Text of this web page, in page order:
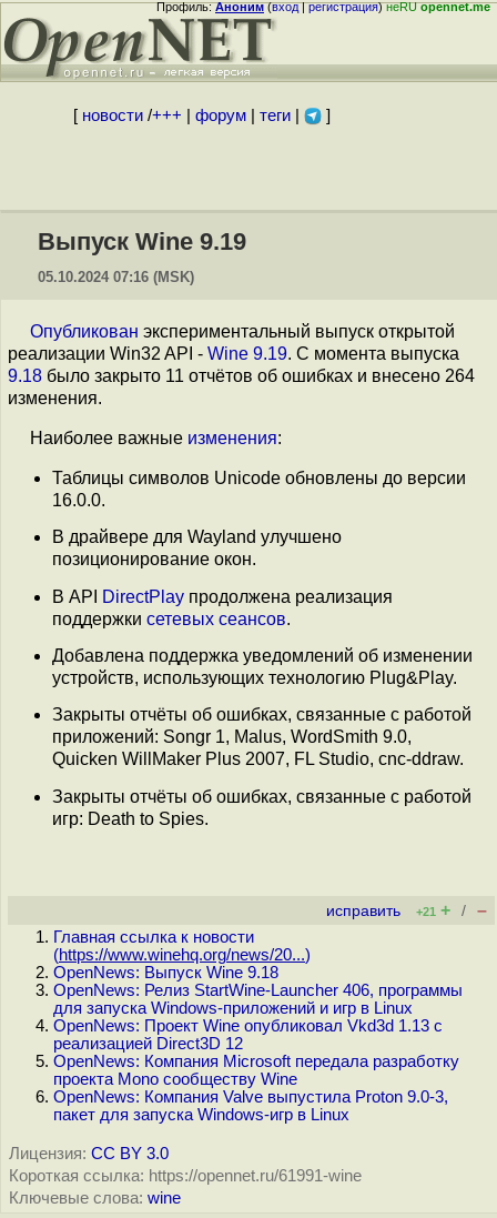
Профиль:Аноним(вход|регистрация)неRUopennet.me
[ новости/+++ форум| теги| ]
Выпуск Wine 9.19
05.10.2024 07:16 (MSK)
Опубликован экспериментальный выпуск открытой
реализации Win32 API - Wine 9.19. С момента выпуска
9.18 было закрыто 11 отчётов об ошибках и внесено 264
изменения.
Наиболее важные изменения:
Таблицы символов Unicode обновлены до версии
16.0.0.
В драйвере для Wayland улучшено
позиционирование окон.
В API
DirectPlay продолжена реализация
поддержки сетевых сеансов.
Добавлена поддержка уведомлений об изменении
устройств, использующих технологию Plug&Play.
Закрыты отчёты об ошибках, связанные с работой
приложений: Songr 1, Malus, WordSmith 9.0,
Quicken WillMaker Plus 2007, FL Studio, cnc-ddraw.
Закрыты отчёты об ошибках, связанные с работой
игр: Death to Spies.
исправить +21 + / –
Главная ссылка к новости
(https://www.winehq.org/news/20...)
OpenNews: Выпуск Wine 9.18
OpenNews: Релиз StartWine-Launcher 406, программы
для запуска Windows-приложений и игр в Linux
OpenNews: Проект Wine опубликовал Vkd3d 1.13 с
реализацией Direct3D 12
OpenNews: Компания Microsoft передала разработку
проекта Mono сообществу Wine
OpenNews: Компания Valve выпустила Proton 9.0-3,
пакет для запуска Windows-игр в Linux
Лицензия: CC BY 3.0
Короткая ссылка: https://opennet.ru/61991-wine
Ключевые слова: wine